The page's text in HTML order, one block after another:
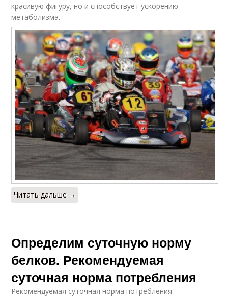
красивую фигуру, но и способствует ускорению
метаболизма.
Читать дальше →
Определим суточную норму
белков. Рекомендуемая
суточная норма потребления
Рекомендуемая суточная норма потребления —